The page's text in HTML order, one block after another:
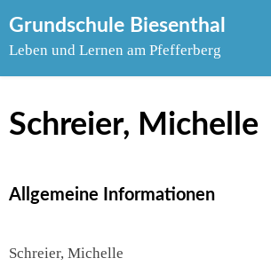
to
Grundschule Biesenthal
Leben und Lernen am Pfefferberg
Schreier, Michelle
Allgemeine Informationen
Schreier, Michelle